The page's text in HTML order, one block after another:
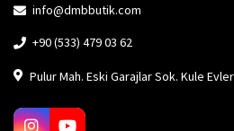
info@dmbbutik.com
+90 (533) 479 03 62
Pulur Mah. Eski Garajlar Sok. Kule